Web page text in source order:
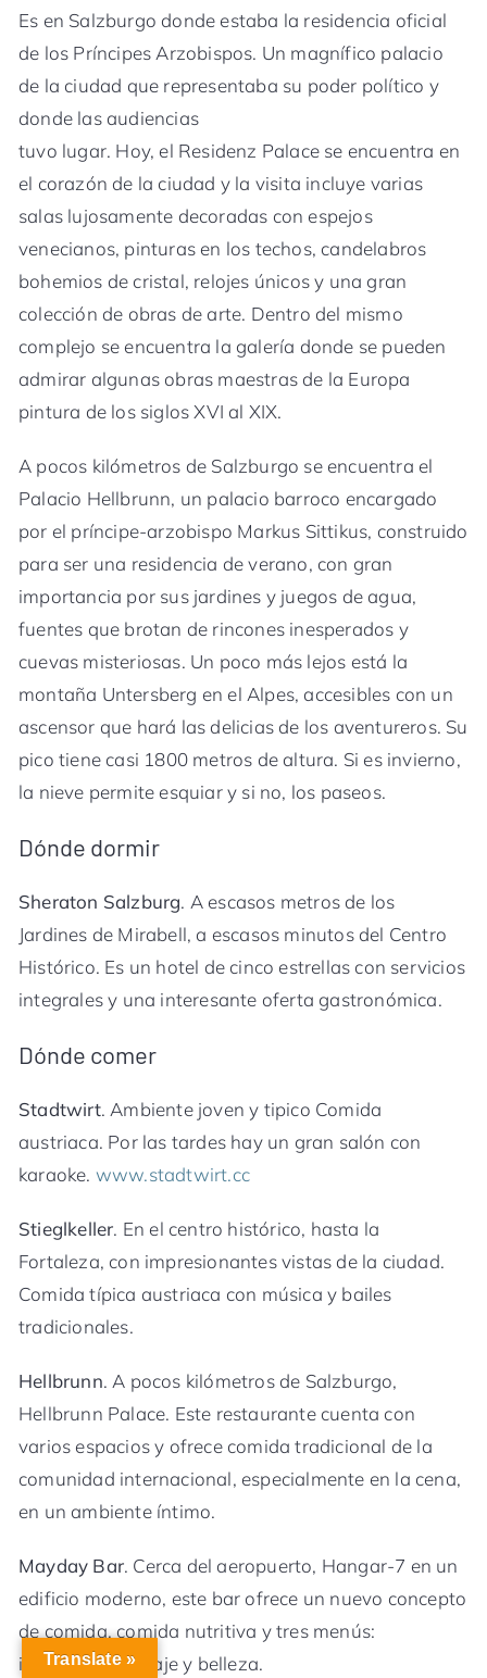
Es en Salzburgo donde estaba la residencia oficial
de los Príncipes Arzobispos. Un magnífico palacio
de la ciudad que representaba su poder político y
donde las audiencias
tuvo lugar. Hoy, el Residenz Palace se encuentra en
el corazón de la ciudad y la visita incluye varias
salas lujosamente decoradas con espejos
venecianos, pinturas en los techos, candelabros
bohemios de cristal, relojes únicos y una gran
colección de obras de arte. Dentro del mismo
complejo se encuentra la galería donde se pueden
admirar algunas obras maestras de la Europa
pintura de los siglos XVI al XIX.
A pocos kilómetros de Salzburgo se encuentra el
Palacio Hellbrunn, un palacio barroco encargado
por el príncipe-arzobispo Markus Sittikus, construido
para ser una residencia de verano, con gran
importancia por sus jardines y juegos de agua,
fuentes que brotan de rincones inesperados y
cuevas misteriosas. Un poco más lejos está la
montaña Untersberg en el Alpes, accesibles con un
ascensor que hará las delicias de los aventureros. Su
pico tiene casi 1800 metros de altura. Si es invierno,
la nieve permite esquiar y si no, los paseos.
Dónde dormir
Sheraton Salzburg. A escasos metros de los
Jardines de Mirabell, a escasos minutos del Centro
Histórico. Es un hotel de cinco estrellas con servicios
integrales y una interesante oferta gastronómica.
Dónde comer
Stadtwirt. Ambiente joven y tipico Comida
austriaca. Por las tardes hay un gran salón con
karaoke. www.stadtwirt.cc
Stieglkeller. En el centro histórico, hasta la
Fortaleza, con impresionantes vistas de la ciudad.
Comida típica austriaca con música y bailes
tradicionales.
Hellbrunn. A pocos kilómetros de Salzburgo,
Hellbrunn Palace. Este restaurante cuenta con
varios espacios y ofrece comida tradicional de la
comunidad internacional, especialmente en la cena,
en un ambiente íntimo.
Mayday Bar. Cerca del aeropuerto, Hangar-7 en un
edificio moderno, este bar ofrece un nuevo concepto
de comida, comida nutritiva y tres menús:
inteligencia, coraje y belleza.
Translate »